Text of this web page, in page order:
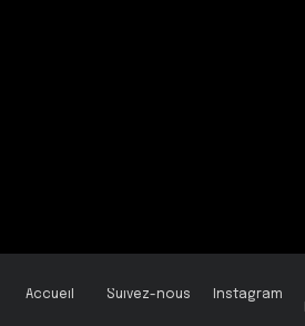
Accueil Suivez-nous
Instagram